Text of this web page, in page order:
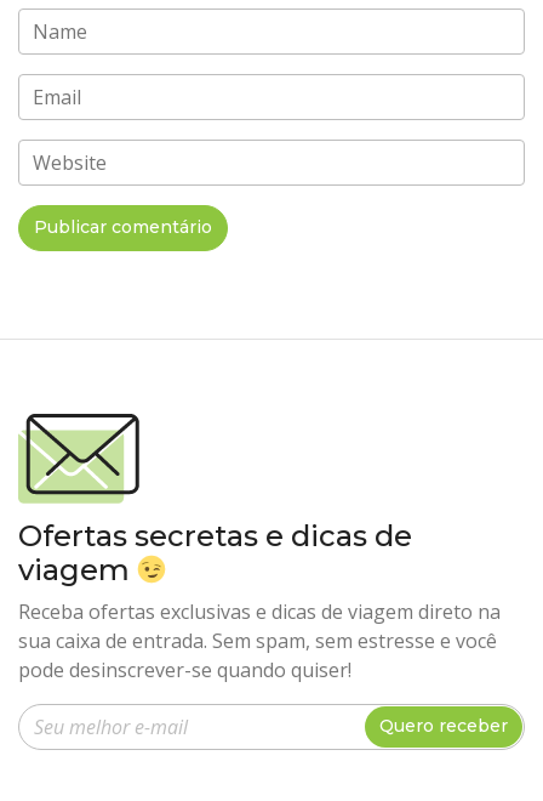
Name
Email
Website
Ofertas secretas e dicas de
viagem
Receba ofertas exclusivas e dicas de viagem direto na
sua caixa de entrada. Sem spam, sem estresse e você
pode desinscrever-se quando quiser!
Insira seu e-mail
Quero receber